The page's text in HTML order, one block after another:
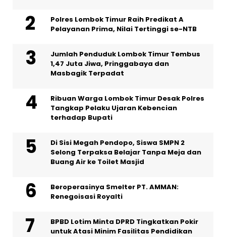
Polres Lombok Timur Raih Predikat A
Pelayanan Prima, Nilai Tertinggi se-NTB
Jumlah Penduduk Lombok Timur Tembus
1,47 Juta Jiwa, Pringgabaya dan
Masbagik Terpadat
Ribuan Warga Lombok Timur Desak Polres
Tangkap Pelaku Ujaran Kebencian
terhadap Bupati
Di Sisi Megah Pendopo, Siswa SMPN 2
Selong Terpaksa Belajar Tanpa Meja dan
Buang Air ke Toilet Masjid
Beroperasinya Smelter PT. AMMAN:
Renegoisasi Royalti
BPBD Lotim Minta DPRD Tingkatkan Pokir
untuk Atasi Minim Fasilitas Pendidikan